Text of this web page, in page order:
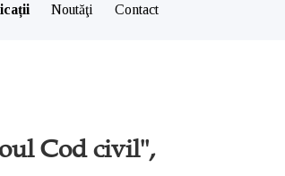
Noutăţi Contact
Cod civil",